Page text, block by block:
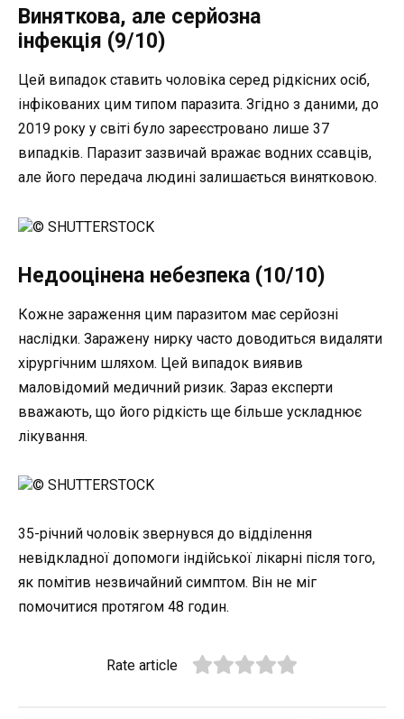
Виняткова, але серйозна
інфекція (9/10)
Цей випадок ставить чоловіка серед рідкісних осіб,
інфікованих цим типом паразита. Згідно з даними, до
2019 року у світі було зареєстровано лише 37
випадків. Паразит зазвичай вражає водних ссавців,
але його передача людині залишається винятковою.
© SHUTTERSTOCK
Недооцінена небезпека (10/10)
Кожне зараження цим паразитом має серйозні
наслідки. Заражену нирку часто доводиться видаляти
хірургічним шляхом. Цей випадок виявив
маловідомий медичний ризик. Зараз експерти
вважають, що його рідкість ще більше ускладнює
лікування.
© SHUTTERSTOCK
35-річний чоловік звернувся до відділення
невідкладної допомоги індійської лікарні після того,
як помітив незвичайний симптом. Він не міг
помочитися протягом 48 годин.
Rate article